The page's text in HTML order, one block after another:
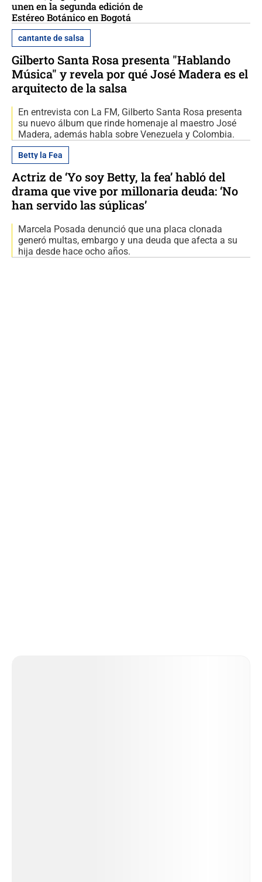
unen en la segunda edición de
Estéreo Botánico en Bogotá
cantante de salsa
Gilberto Santa Rosa presenta "Hablando
Música" y revela por qué José Madera es el
arquitecto de la salsa
En entrevista con La FM, Gilberto Santa Rosa presenta
su nuevo álbum que rinde homenaje al maestro José
Madera, además habla sobre Venezuela y Colombia.
Betty la Fea
Actriz de ‘Yo soy Betty, la fea’ habló del
drama que vive por millonaria deuda: ‘No
han servido las súplicas’
Marcela Posada denunció que una placa clonada
generó multas, embargo y una deuda que afecta a su
hija desde hace ocho años.